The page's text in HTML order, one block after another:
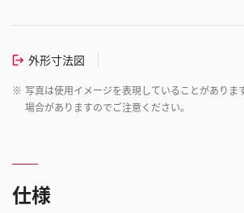
外形寸法図
※ 写真は使用イメージを表現していることがありま
場合がありますのでご注意ください。
仕様